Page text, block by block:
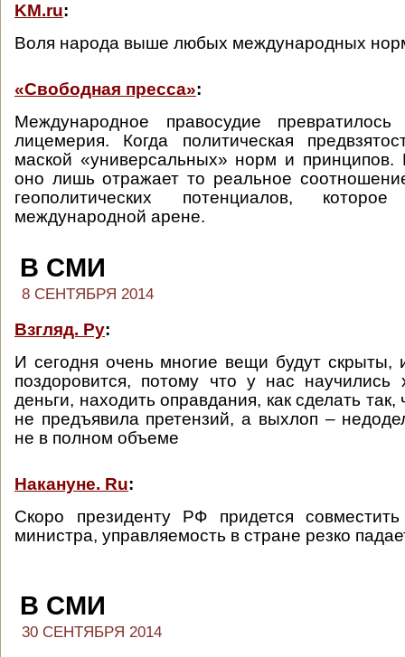
KM.ru:
Воля народа выше любых международных
«Свободная пресса»:
Международное правосудие
лицемерия. Когда политическая
маской «универсальных» норм и
оно лишь отражает то реальное
геополитических потенциалов,
международной арене.
В СМИ
8 СЕНТЯБРЯ 2014
Взгляд. Ру:
И сегодня очень многие вещи будут скрыты,
поздоровится, потому что у нас научились
деньги, находить оправдания, как сделать
не предъявила претензий, а выхлоп –
не в полном объеме
Накануне. Ru:
Скоро президенту РФ придется
министра, управляемость в стране резко
В СМИ
30 СЕНТЯБРЯ 2014